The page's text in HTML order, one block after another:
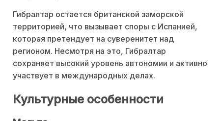
Гибралтар остается британской заморской
территорией, что вызывает споры с Испанией,
которая претендует на суверенитет над
регионом. Несмотря на это, Гибралтар
сохраняет высокий уровень автономии и активно
участвует в международных делах.
Культурные особенности